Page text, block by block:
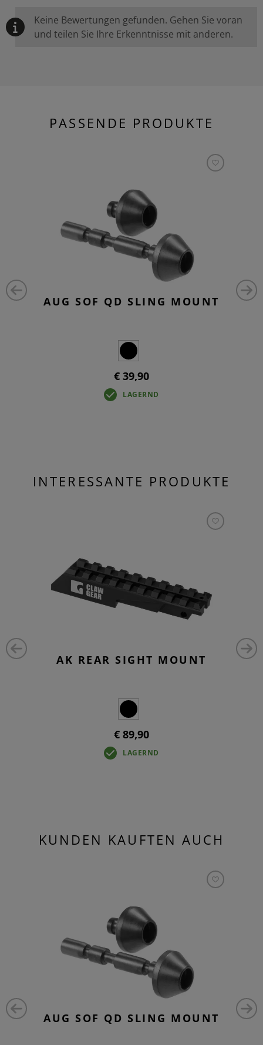
Keine Bewertungen gefunden. Gehen Sie voran
und teilen Sie Ihre Erkenntnisse mit anderen.
PASSENDE PRODUKTE
AUG SOF QD SLING MOUNT
€ 39,90
LAGERND
INTERESSANTE PRODUKTE
AK REAR SIGHT MOUNT
€ 89,90
LAGERND
KUNDEN KAUFTEN AUCH
AUG SOF QD SLING MOUNT